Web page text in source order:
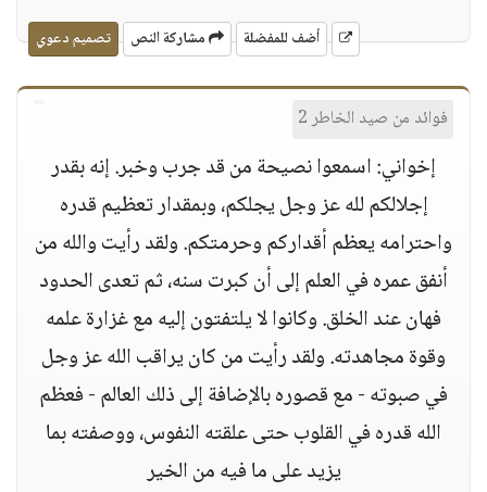
أضف للمفضلة مشاركة النص تصميم دعوي
فوائد من صيد الخاطر 2
إخواني: اسمعوا نصيحة من قد جرب وخبر. إنه بقدر
إجلالكم لله عز وجل يجلكم، وبمقدار تعظيم قدره
واحترامه يعظم أقداركم وحرمتكم. ولقد رأيت والله من
أنفق عمره في العلم إلى أن كبرت سنه، ثم تعدى الحدود
فهان عند الخلق. وكانوا لا يلتفتون إليه مع غزارة علمه
وقوة مجاهدته. ولقد رأيت من كان يراقب الله عز وجل
في صبوته - مع قصوره بالإضافة إلى ذلك العالم - فعظم
الله قدره في القلوب حتى علقته النفوس، ووصفته بما
يزيد على ما فيه من الخير